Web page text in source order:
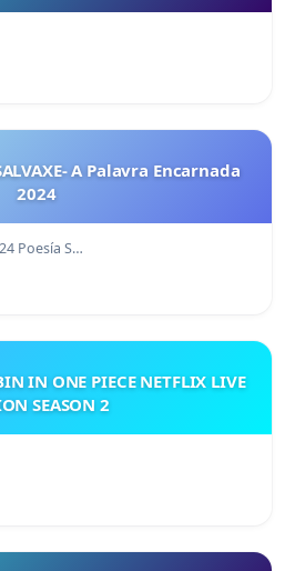
A Palavra Encarnada
2024
Poesía S…
IN ONE PIECE NETFLIX LIVE
SEASON 2